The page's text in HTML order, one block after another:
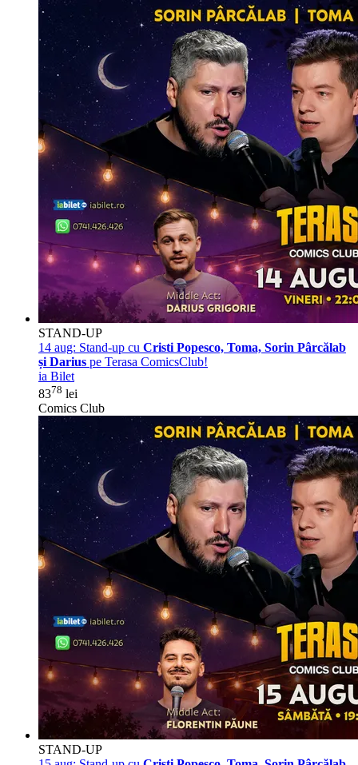
STAND-UP
14 aug: Stand-up cu Cristi Popesco, Toma, Sorin Pârcălab
și Darius pe Terasa ComicsClub!
ia Bilet
8378 lei
Comics Club
STAND-UP